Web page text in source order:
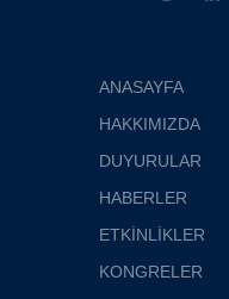
ANASAYFA
HAKKIMIZDA
DUYURULAR
HABERLER
ETKİNLİKLER
KONGRELER